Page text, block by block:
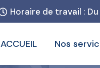
Horaire de travail :
ACCUEIL Nos